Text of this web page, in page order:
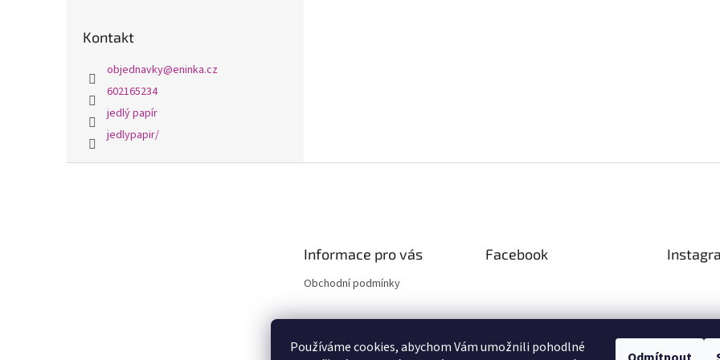
Používáme cookies, abychom Vám umožnili pohodlné
Kontakt
objednavky@eninka.cz
602165234
jedlý papír
jedlypapir/
Informace pro vás
Obchodní podmínky
Facebook